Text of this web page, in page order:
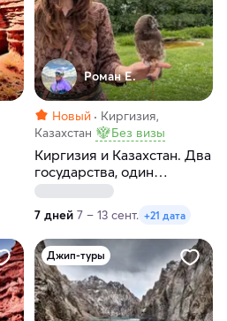
Роман Е.
Новый
Киргизия,
Казахстан
Без визы
Киргизия и Казахстан. Два
государства, один
маршрут, максимум
впечатлений
7 дней 7 – 13 сент. +21 дата
Джип-туры